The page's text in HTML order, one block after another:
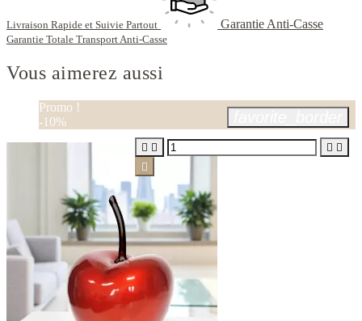
Livraison Rapide et Suivie Partout Garantie Anti-Casse
Garantie Totale Transport Anti-Casse
Vous aimerez aussi
Promo !
-10%
   
